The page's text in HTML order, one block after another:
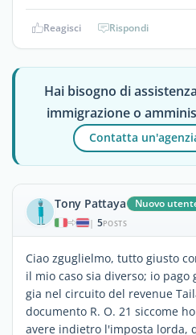
Reagisci Rispondi
Hai bisogno di
immigrazione o
Contatta
Tony Pattaya Nuovo
| 5POSTS
Ciao zguglielmo, tutto giusto
il mio caso sia diverso; io pago
gia nel circuito del revenue
documento R. O. 21 siccome
avere indietro l'imposta lorda,